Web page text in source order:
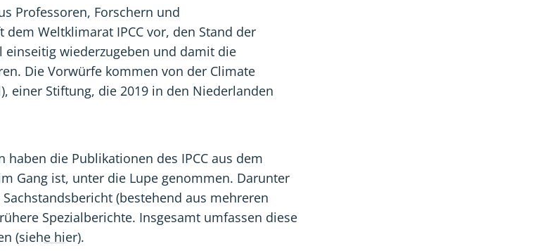
Professoren, Forschern und
Weltklimarat IPCC vor, den Stand der
einseitig wiederzugeben und damit die
Die Vorwürfe kommen von der Climate
einer Stiftung, die 2019 in den Niederlanden
haben die Publikationen des IPCC aus dem
Gang ist, unter die Lupe genommen. Darunter
(bestehend aus mehreren
Spezialberichte. Insgesamt umfassen diese
(siehe hier).